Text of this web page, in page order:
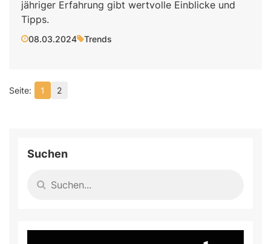
jähriger Erfahrung gibt wertvolle Einblicke und
Tipps.
08.03.2024 Trends
1 2
Suchen